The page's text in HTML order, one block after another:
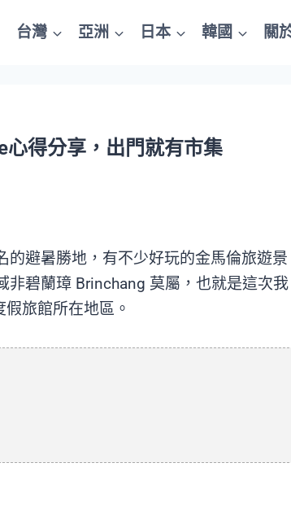
台灣 亞洲 日本 韓國 關
心得分享，出門就有市集
避暑勝地，有不少好玩的金馬倫旅遊景
非碧蘭璋 Brinchang 莫屬，也就是這次我
假旅館所在地區。